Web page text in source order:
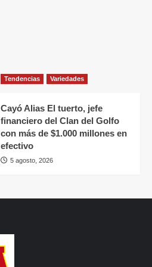
Tendencias Variedades
Cayó Alias El tuerto, jefe
financiero del Clan del Golfo
con más de $1.000 millones en
efectivo
5 agosto, 2026